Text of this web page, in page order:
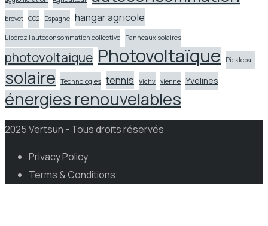
brevet CO2 Espagne hangar agricole
Libérez l autoconsommation collective Panneaux solaires
photovoltaique Photovoltaïque Pickleball
solaire Technologies tennis Vichy vienne Yvelines
énergies renouvelables
2025 Vertsun - Tous droits réservés
Privacy Policy
Terms & Conditions